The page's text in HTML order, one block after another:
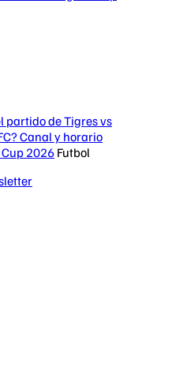
partido de Tigres vs
Canal y horario
2026 Futbol